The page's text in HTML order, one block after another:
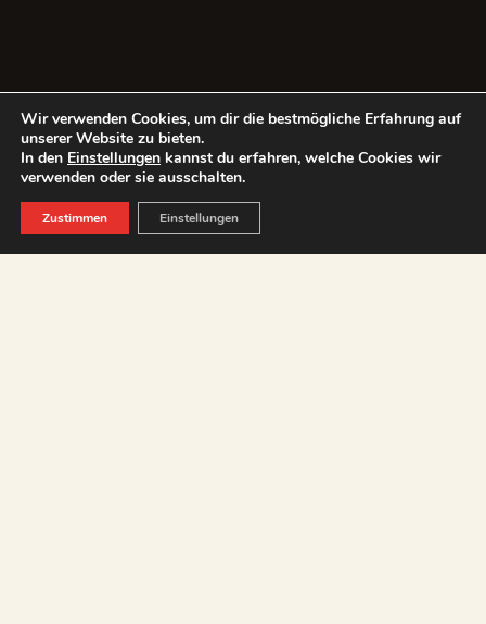
Wir verwenden Cookies, um dir die bestmögliche Erfahrung auf
unserer Website zu bieten.
In den Einstellungen kannst du erfahren, welche Cookies wir
verwenden oder sie ausschalten.
Zustimmen Einstellungen